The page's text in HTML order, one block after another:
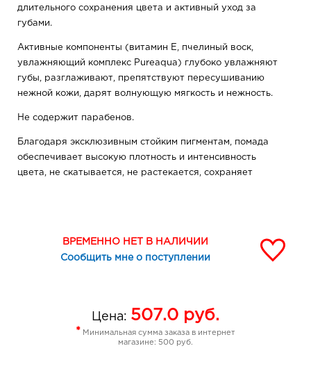
длительного сохранения цвета и активный уход за
губами.
Активные компоненты (витамин Е, пчелиный воск,
увлажняющий комплекс Pureaqua) глубоко увлажняют
губы, разглаживают, препятствуют пересушиванию
нежной кожи, дарят волнующую мягкость и нежность.
Не содержит парабенов.
Благодаря эксклюзивным стойким пигментам, помада
обеспечивает высокую плотность и интенсивность
цвета, не скатывается, не растекается, сохраняет
и вечерний макияж.
Советы визажиста:
Для еще большей стойкости нанесите на губы тонкий
ВРЕМЕННО НЕТ В НАЛИЧИИ
Сообщить мне о поступлении
Цена: 507.0 руб.
* Минимальная сумма заказа в интернет
магазине: 500 руб.